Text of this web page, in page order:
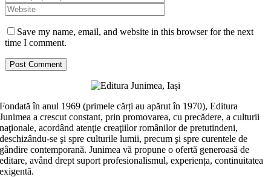
Save my name, email, and website in this browser for the next
time I comment.
Fondată în anul 1969 (primele cărți au apărut în 1970), Editura
Junimea a crescut constant, prin promovarea, cu precădere, a culturii
naţionale, acordând atenţie creaţiilor românilor de pretutindeni,
deschizându-se şi spre culturile lumii, precum şi spre curentele de
gândire contemporană. Junimea vă propune o ofertă generoasă de
editare, având drept suport profesionalismul, experiența, continuitatea
exigentă.